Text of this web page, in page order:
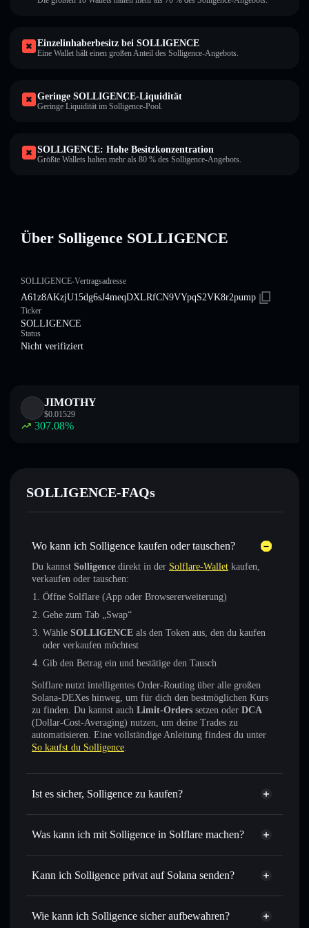
Einzelinhaberbesitz bei SOLLIGENCE
Eine Wallet hält einen großen Anteil des Solligence-Angebots.
Geringe SOLLIGENCE-Liquidität
Geringe Liquidität im Solligence-Pool.
SOLLIGENCE: Hohe Besitzkonzentration
Größte Wallets halten mehr als 80 % des Solligence-Angebots.
Über Solligence SOLLIGENCE
SOLLIGENCE-Vertragsadresse
A61z8AKzjU15dg6sJ4meqDXLRfCN9VYpqS2VK8r2pump
Ticker
SOLLIGENCE
Status
Nicht verifiziert
JIMOTHY
$0.01529
307.08%
SOLLIGENCE-FAQs
Wo kann ich Solligence kaufen oder tauschen?
Du kannst Solligence direkt in der Solflare-Wallet kaufen,
verkaufen oder tauschen:
Öffne Solflare (App oder Browsererweiterung)
Gehe zum Tab „Swap“
Wähle SOLLIGENCE als den Token aus, den du kaufen
oder verkaufen möchtest
Gib den Betrag ein und bestätige den Tausch
Solflare nutzt intelligentes Order-Routing über alle großen
Solana-DEXes hinweg, um für dich den bestmöglichen Kurs
zu finden. Du kannst auch Limit-Orders setzen oder DCA
(Dollar-Cost-Averaging) nutzen, um deine Trades zu
automatisieren. Eine vollständige Anleitung findest du unter
So kaufst du Solligence.
Ist es sicher, Solligence zu kaufen?
Solligence nicht verifiziert
Was kann ich mit Solligence in Solflare machen?
Solligence
Solflare-Wallet
Sofort tauschen– handle SOLLIGENCE gegen SOL,
intelligentem Order Routing zum bestmöglichen Kurs
Limit-Orders setzen– automatisiere Trades zu deinem
Kann ich Solligence privat auf Solana senden?
Privacy
Wie kann ich Solligence sicher aufbewahren?